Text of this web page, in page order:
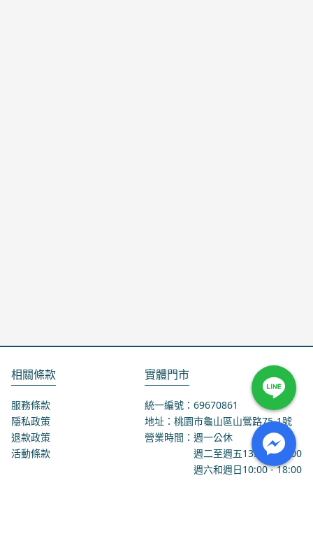
相關條款
服務條款
隱私政策
退款政策
活動條款
實體門市
統一編號：69670861
地址：桃園市龜山區山鶯路75-1號
營業時間：週一公休
週二至週五13:00 - 18:00
週六和週日10:00 - 18:00